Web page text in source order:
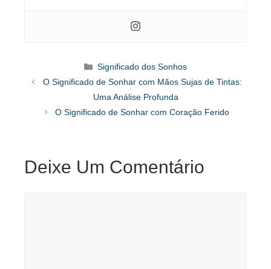
Categorias
Significado dos Sonhos
O Significado de Sonhar com Mãos Sujas de Tintas:
Uma Análise Profunda
O Significado de Sonhar com Coração Ferido
Deixe Um Comentário